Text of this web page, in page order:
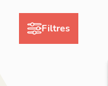
Filtres